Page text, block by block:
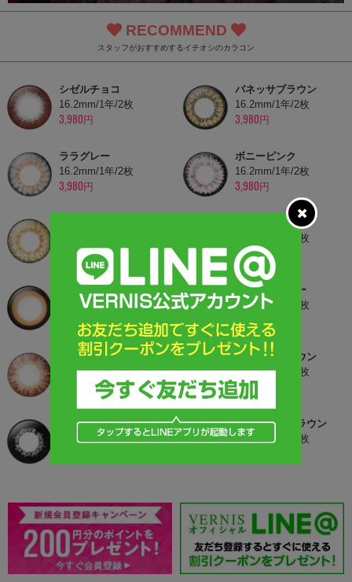
RECOMMEND
スタッフがおすすめするイチオシのカラコン
シゼルチョコ
16.2mm/1年/2枚
3,980円
バネッサブラウン
16.2mm/1年/2枚
3,980円
ララグレー
16.2mm/1年/2枚
3,980円
ボニーピンク
16.2mm/1年/2枚
3,980円
4,480円
シゼルブラック
16.2mm/1年/2枚
3,980円
15.8mm/1年/2枚
3,980円
バービーグレー
16.2mm/1年/2枚
3,980円
グラシアブラウン
16.0mm/1年/2枚
マシェリブラウン
16.0mm/1年/2枚
3,980円
ロイヤルリッチブラック
16.0mm/1年/2枚
フェアリーブラウン
16.0mm/1年/2枚